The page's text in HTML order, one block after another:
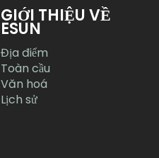
GIỚI THIỆU VỀ
ESUN
Địa điểm
Toàn cầu
Văn hoá
Lịch sử